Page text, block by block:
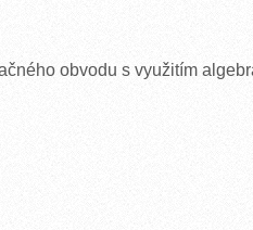
obvodu s využitím